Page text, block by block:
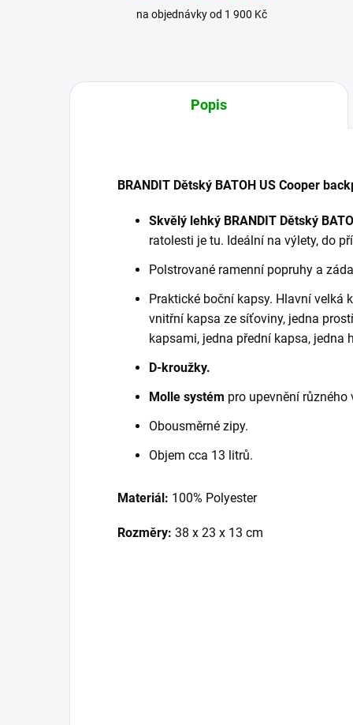
na objednávky od 1 900 Kč
Popis
BRANDIT Dětský BATOH US Cooper
Skvělý lehký BRANDIT Dětský
ratolesti je tu. Ideální na výlety, do
Polstrované ramenní popruhy a
Praktické boční kapsy. Hlavní velká
vnitřní kapsa ze síťoviny, jedna
kapsami, jedna přední kapsa, jedna
D-kroužky.
Molle systém pro upevnění různého
Obousměrné zipy.
Objem cca 13 litrů.
Materiál: 100% Polyester
Rozměry: 38 x 23 x 13 cm